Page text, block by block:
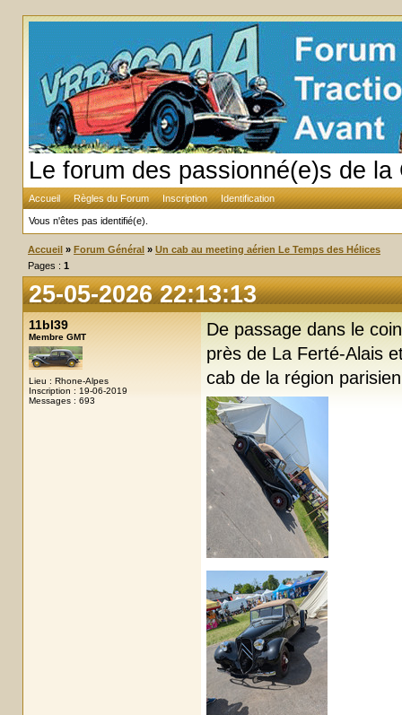
Le forum des passionné(e)s de
Accueil Règles du Forum Inscription Identification
Vous n'êtes pas identifié(e).
Accueil » Forum Général » Un cab au meeting aérien Le Temps des Hélices
Pages : 1
25-05-2026 22:13:13
11bl39
Membre GMT
Lieu : Rhone-Alpes
Inscription : 19-06-2019
Messages : 693
De passage dans le
près de La Ferté-Alais
cab de la région